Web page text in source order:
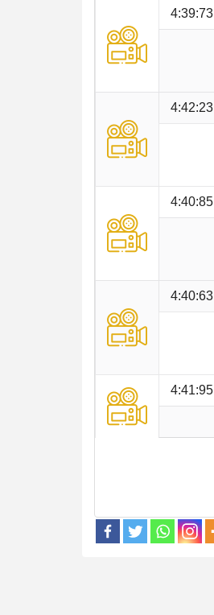
4:39:73
4:42:23
4:40:85
4:40:63
4:41:95